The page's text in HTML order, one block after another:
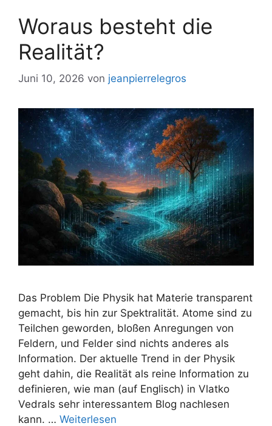
Woraus besteht die
Realität?
Juni 10, 2026 von jeanpierrelegros
Das Problem Die Physik hat Materie transparent
gemacht, bis hin zur Spektralität. Atome sind zu
Teilchen geworden, bloßen Anregungen von
Feldern, und Felder sind nichts anderes als
Information. Der aktuelle Trend in der Physik
geht dahin, die Realität als reine Information zu
definieren, wie man (auf Englisch) in Vlatko
Vedrals sehr interessantem Blog nachlesen
kann. … Weiterlesen